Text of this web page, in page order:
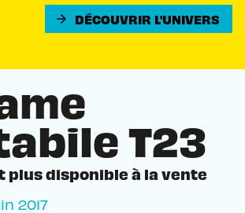
arrow_forward DÉCOUVRIR L'UNIVERS
T23
plus disponible à la vente
2017